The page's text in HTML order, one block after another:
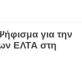
για την
ΕΛΤΑ στη